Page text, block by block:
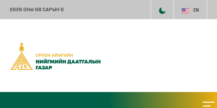
2026 ОНЫ 08 САРЫН 6 EN